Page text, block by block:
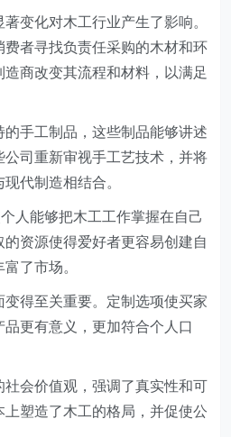
变化对木工行业产生了影响。
者寻找负责任采购的木材和环
商改变其流程和材料，以满足
手工制品，这些制品能够讲述
司重新审视手工艺技术，并将
代制造相结合。
人能够把木工工作掌握在自己
资源使得爱好者更容易创建自
了市场。
得至关重要。定制选项使买家
更有意义，更加符合个人口
会价值观，强调了真实性和可
塑造了木工的格局，并促使公